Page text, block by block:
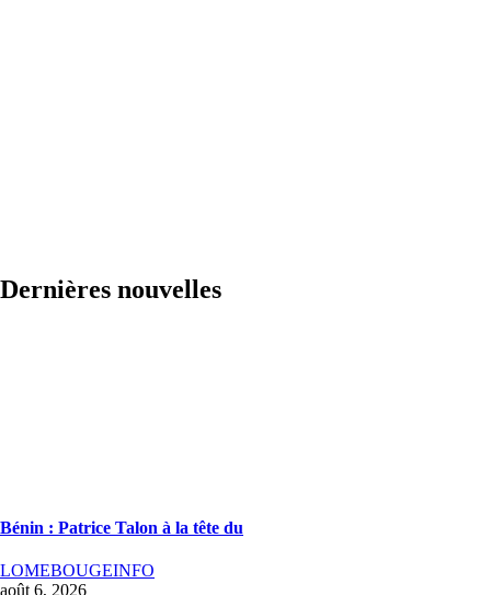
Dernières nouvelles
Bénin : Patrice Talon à la tête du
LOMEBOUGEINFO
août 6, 2026